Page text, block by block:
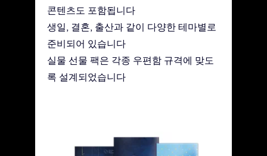
콘텐츠도 포함됩니다
생일, 결혼, 출산과 같이 다양한 테마별로
준비되어 있습니다
실물 선물 팩은 각종 우편함 규격에 맞도
록 설계되었습니다